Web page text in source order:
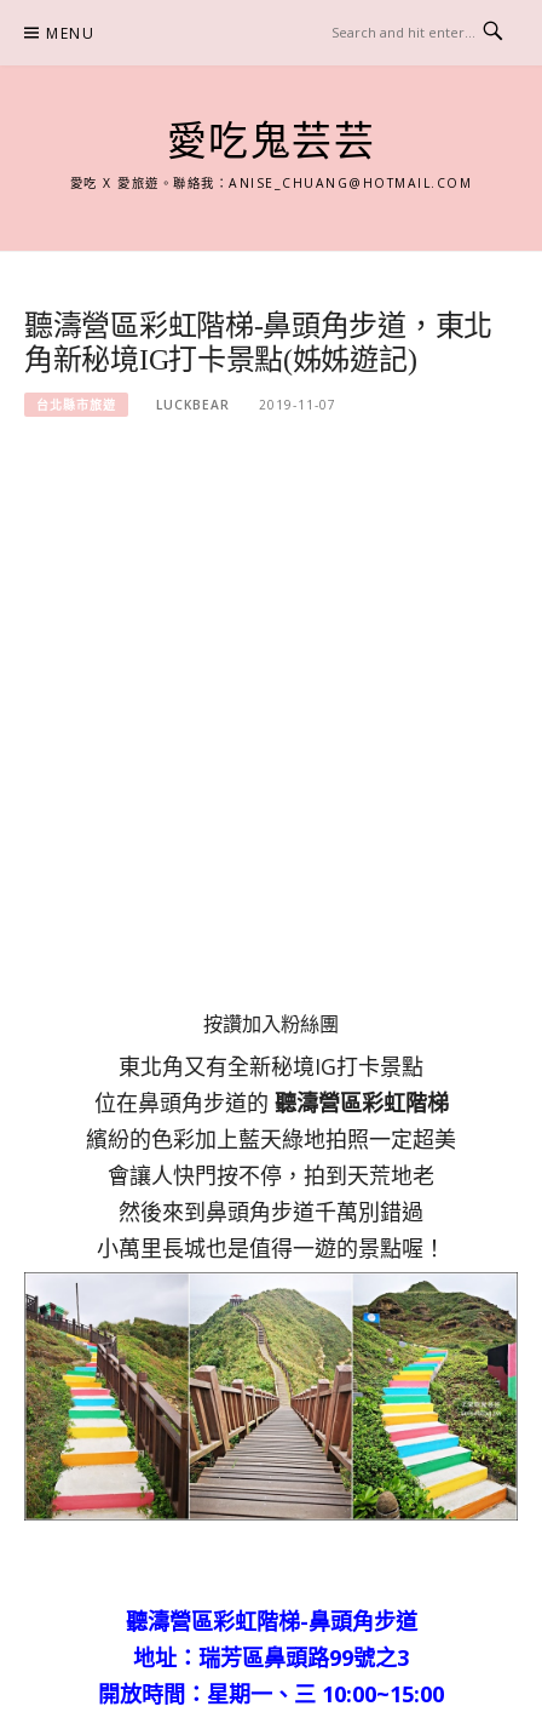
content
MENU
愛吃鬼芸芸
愛吃 X 愛旅遊。聯絡我：ANISE_CHUANG@HOTMAIL.COM
聽濤營區彩虹階梯-鼻頭角步道，東北
角新秘境IG打卡景點(姊姊遊記)
台北縣市旅遊 LUCKBEAR 2019-11-07
按讚加入粉絲團
東北角又有全新秘境IG打卡景點
位在鼻頭角步道的 聽濤營區彩虹階梯
繽紛的色彩加上藍天綠地拍照一定超美
會讓人快門按不停，拍到天荒地老
然後來到鼻頭角步道千萬別錯過
小萬里長城也是值得一遊的景點喔！
聽濤營區彩虹階梯-鼻頭角步道
地址：瑞芳區鼻頭路99號之3
開放時間：星期一、三 10:00~15:00